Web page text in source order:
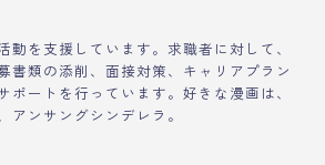
動を支援しています。求職者に対して、
書類の添削、面接対策、キャリアプラン
ポートを行っています。好きな漫画は、
アンサングシンデレラ。